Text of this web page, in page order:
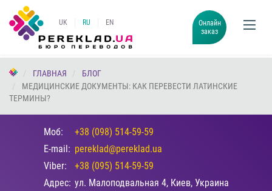
UK RU EN
Онлайн
заказ
ГЛАВНАЯ
БЛОГ
МЕДИЦИНСКИЕ ДОКУМЕНТЫ: КАК ПЕРЕВЕСТИ ЛАТИНСКИЕ
ТЕРМИНЫ?
Моб:
+38 (098) 514-59-59
E-mail: pereklad@pereklad.ua
Viber:
+38 (095) 514-59-59
Адрес: ул. Малоподвальная 4, Киев, Украина